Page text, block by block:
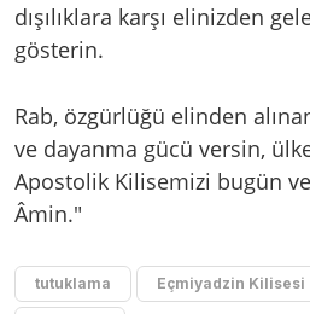
dışılıklara karşı elinizden
gösterin.
Rab, özgürlüğü elinden
ve dayanma gücü versin,
Apostolik Kilisemizi bugün
Âmin."
tutuklama Eçmiyadzin Kilisesi